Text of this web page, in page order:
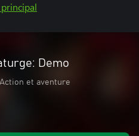
Demo
Action et aventure